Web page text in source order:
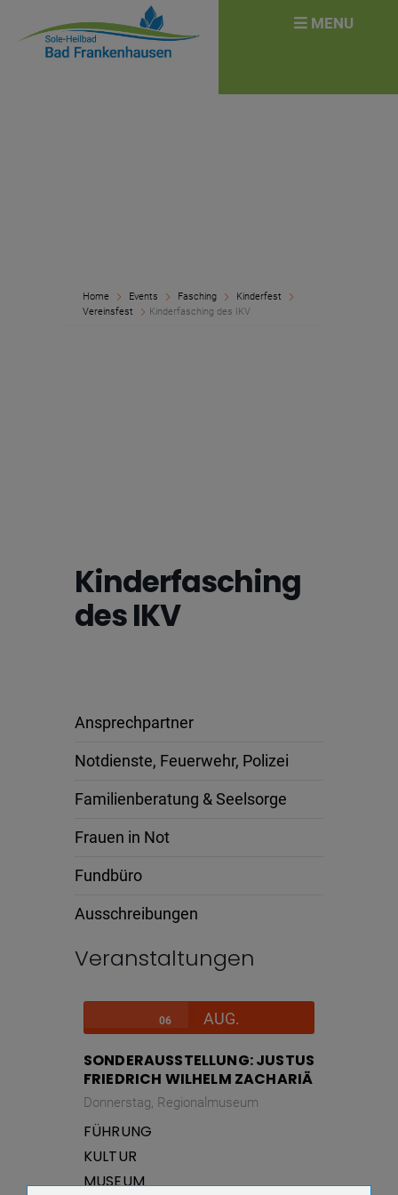
Home Events Fasching
Kinderfest
Vereinsfest
Kinderfasching des IKV
Kinderfasching
des IKV
Ansprechpartner
Notdienste, Feuerwehr, Polizei
Familienberatung & Seelsorge
Frauen in Not
Fundbüro
Ausschreibungen
Veranstaltungen
06 AUG.
SONDERAUSSTELLUNG: JUSTUS
FRIEDRICH WILHELM ZACHARIÄ
Donnerstag, Regionalmuseum
FÜHRUNG
KULTUR
MUSEUM
for: